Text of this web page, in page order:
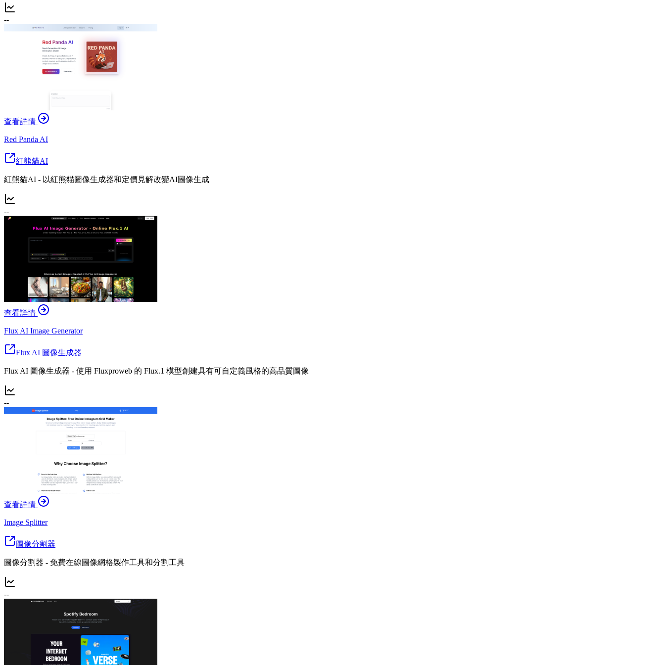
--
查看詳情
Red Panda AI
紅熊貓AI
紅熊貓AI - 以紅熊貓圖像生成器和定價見解改變AI圖像生成
--
查看詳情
Flux AI Image Generator
Flux AI 圖像生成器
Flux AI 圖像生成器 - 使用 Fluxproweb 的 Flux.1 模型創建具有可自定義風格的高品質圖像
--
查看詳情
Image Splitter
圖像分割器
圖像分割器 - 免費在線圖像網格製作工具和分割工具
--